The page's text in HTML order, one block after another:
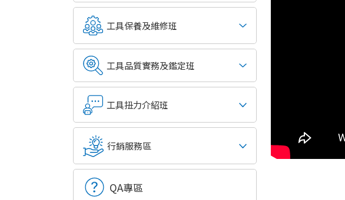
工具保養及維修班
工具品質實務及鑑定班
工具扭力介紹班
行銷服務區
QA專區